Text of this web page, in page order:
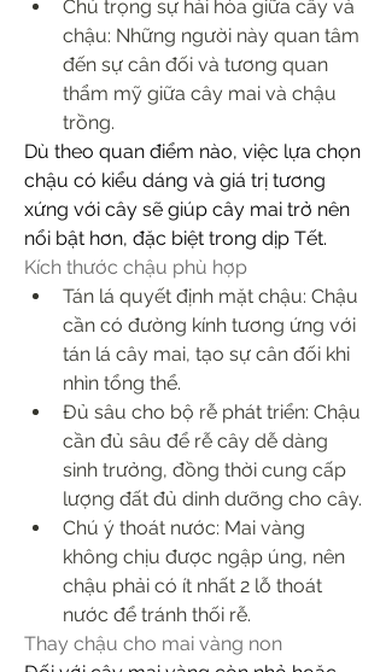
Chú trọng sự hài hòa giữa cây và
chậu: Những người này quan tâm
đến sự cân đối và tương quan
thẩm mỹ giữa cây mai và chậu
trồng.
Dù theo quan điểm nào, việc lựa chọn
chậu có kiểu dáng và giá trị tương
xứng với cây sẽ giúp cây mai trở nên
nổi bật hơn, đặc biệt trong dịp Tết.
Kích thước chậu phù hợp
Tán lá quyết định mặt chậu: Chậu
cần có đường kính tương ứng với
tán lá cây mai, tạo sự cân đối khi
nhìn tổng thể.
Đủ sâu cho bộ rễ phát triển: Chậu
cần đủ sâu để rễ cây dễ dàng
sinh trưởng, đồng thời cung cấp
lượng đất đủ dinh dưỡng cho cây.
Chú ý thoát nước: Mai vàng
không chịu được ngập úng, nên
chậu phải có ít nhất 2 lỗ thoát
nước để tránh thối rễ.
Thay chậu cho mai vàng non